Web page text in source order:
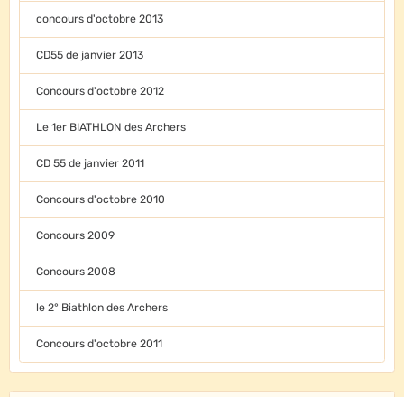
concours d'octobre 2013
CD55 de janvier 2013
Concours d'octobre 2012
Le 1er BIATHLON des Archers
CD 55 de janvier 2011
Concours d'octobre 2010
Concours 2009
Concours 2008
le 2° Biathlon des Archers
Concours d'octobre 2011